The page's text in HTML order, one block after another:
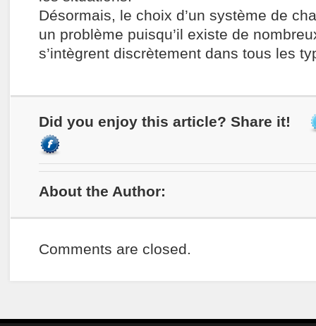
Désormais, le choix d’un système de
un problème puisqu’il existe de
s’intègrent discrètement dans tous les
Did you enjoy this article? Share it!
About the Author:
Comments are closed.